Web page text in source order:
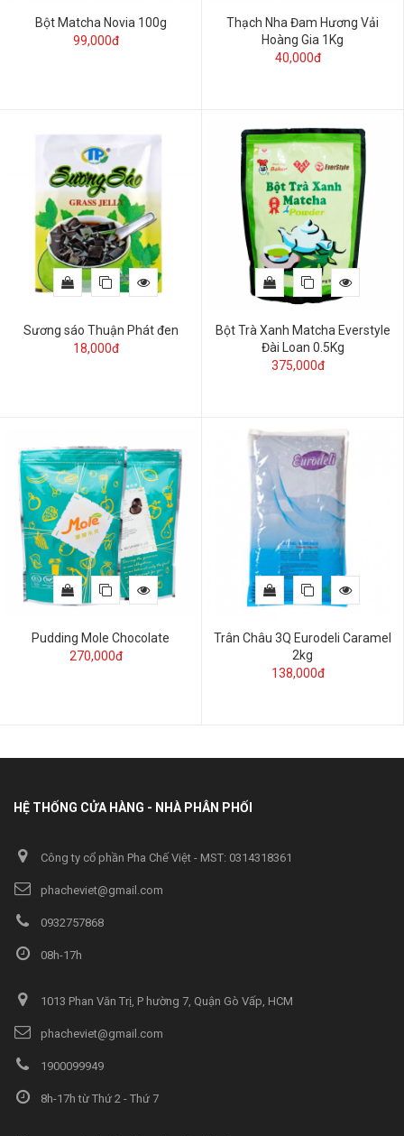
Bột Matcha Novia 100g
99,000đ
Thạch Nha Đam Hương Vải
Hoàng Gia 1Kg
40,000đ
Sương sáo Thuận Phát đen
18,000đ
Bột Trà Xanh Matcha Everstyle
Đài Loan 0.5Kg
375,000đ
Pudding Mole Chocolate
270,000đ
Trân Châu 3Q Eurodeli Caramel
2kg
138,000đ
HỆ THỐNG CỬA HÀNG - NHÀ PHÂN PHỐI
Công ty cổ phần Pha Chế Việt - MST: 0314318361
phacheviet@gmail.com
0932757868
08h-17h
1013 Phan Văn Trị, P hường 7, Quận Gò Vấp, HCM
phacheviet@gmail.com
1900099949
8h-17h từ Thứ 2 - Thứ 7